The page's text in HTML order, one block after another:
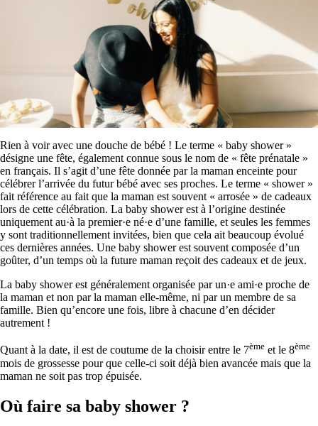
Rien à voir avec une douche de bébé ! Le terme « baby shower »
désigne une fête, également connue sous le nom de « fête prénatale »
en français. Il s’agit d’une fête donnée par la maman enceinte pour
célébrer l’arrivée du futur bébé avec ses proches. Le terme « shower »
fait référence au fait que la maman est souvent « arrosée » de cadeaux
lors de cette célébration. La baby shower est à l’origine destinée
uniquement au·à la premier·e né·e d’une famille, et seules les femmes
y sont traditionnellement invitées, bien que cela ait beaucoup évolué
ces dernières années. Une baby shower est souvent composée d’un
goûter, d’un temps où la future maman reçoit des cadeaux et de jeux.
La baby shower est généralement organisée par un·e ami·e proche de
la maman et non par la maman elle-même, ni par un membre de sa
famille. Bien qu’encore une fois, libre à chacune d’en décider
autrement !
Quant à la date, il est de coutume de la choisir entre le 7ème et le 8ème
mois de grossesse pour que celle-ci soit déjà bien avancée mais que la
maman ne soit pas trop épuisée.
Où faire sa baby shower ?